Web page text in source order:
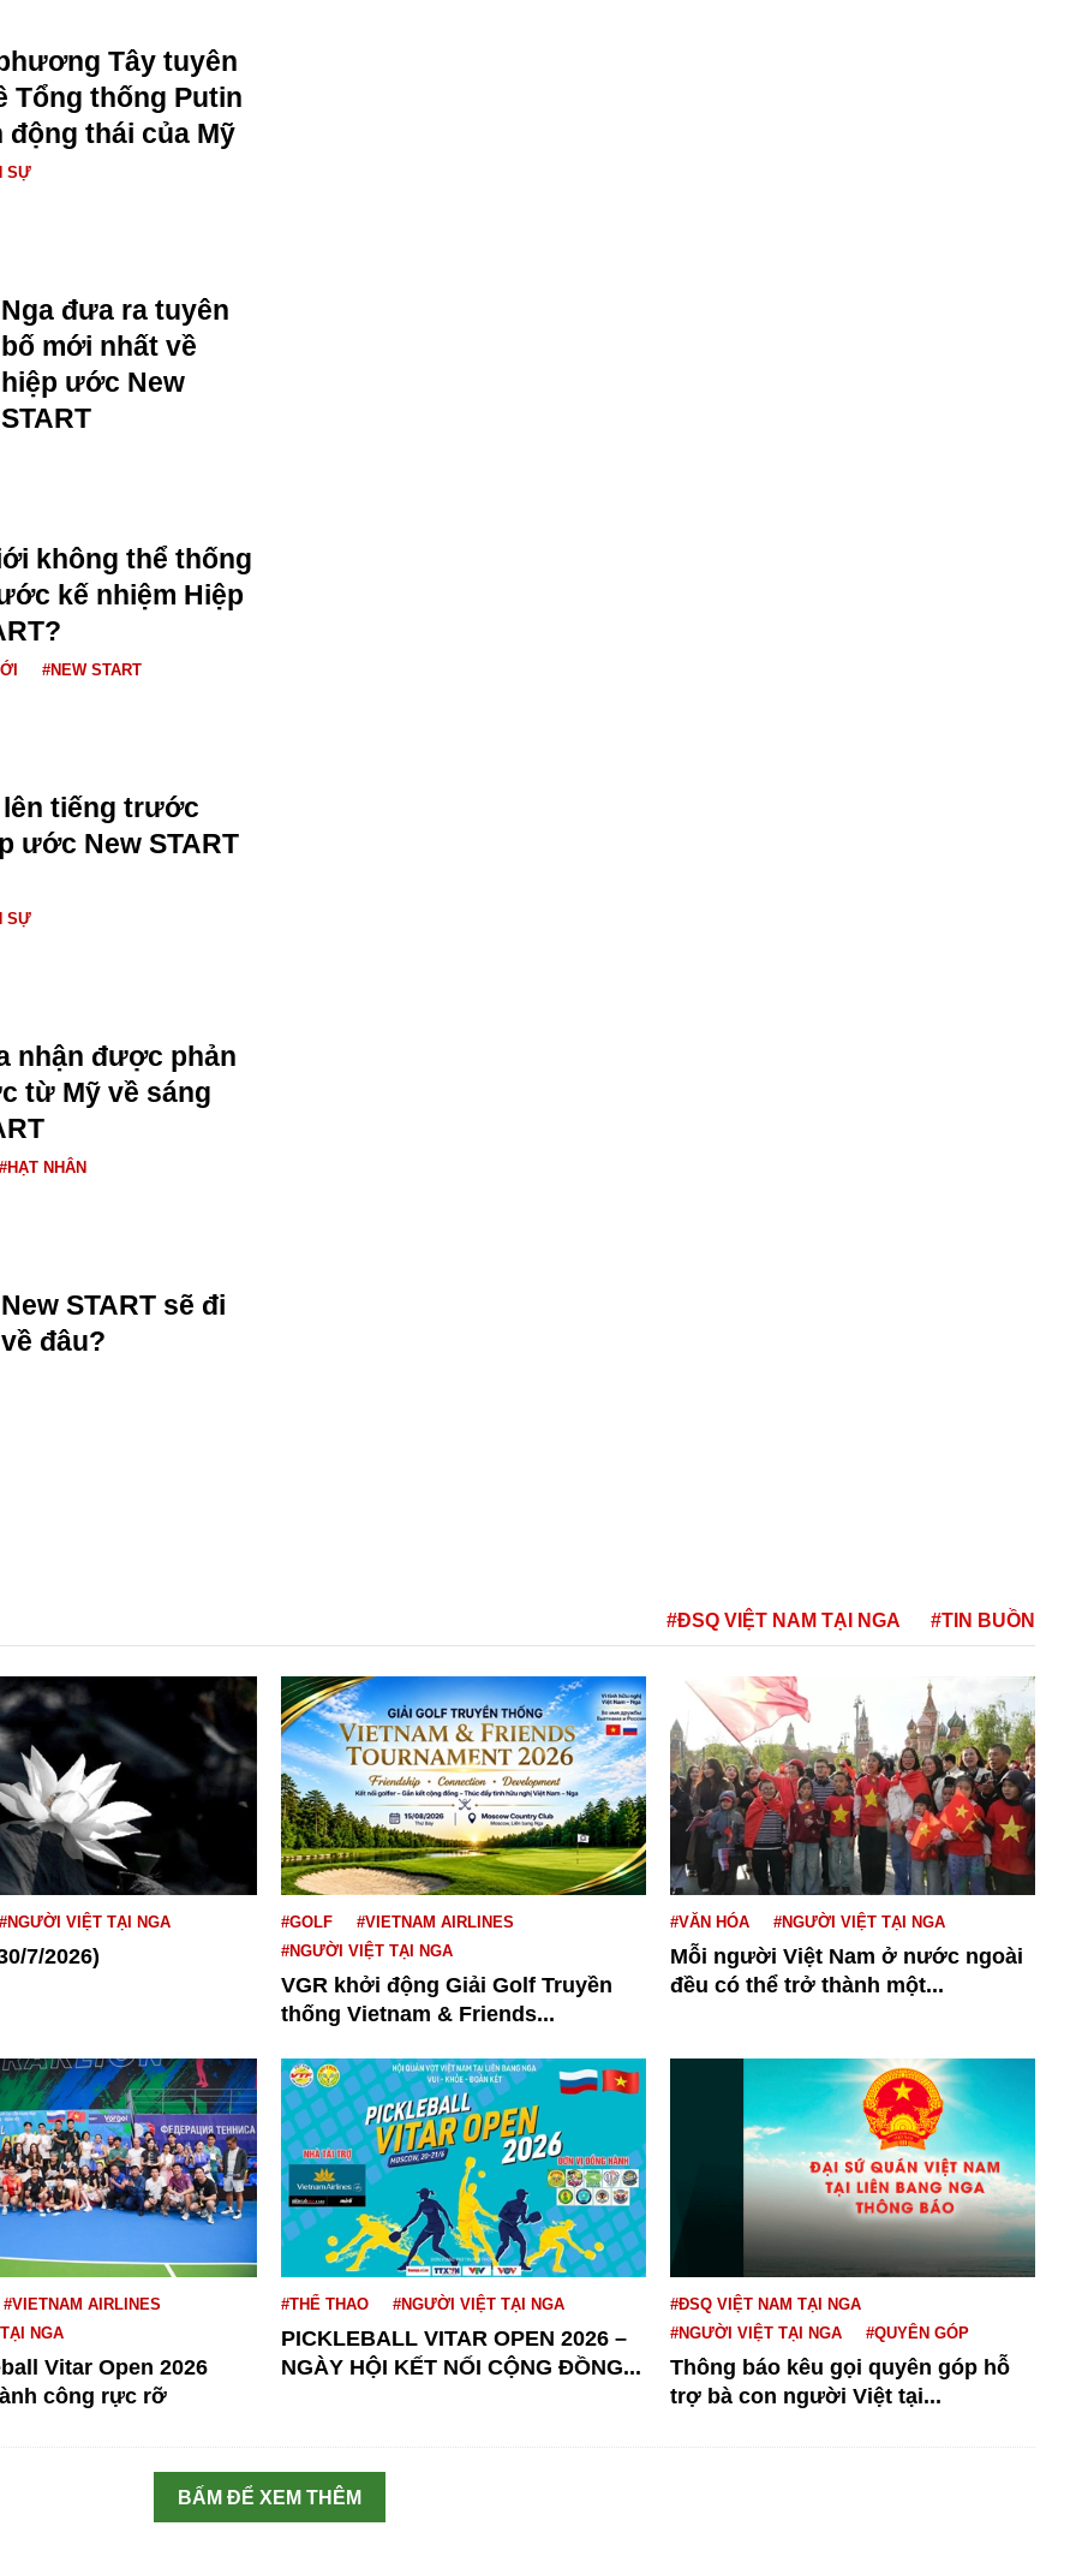
Tây tuyên
Tổng thống Putin
động thái của Mỹ
SỰ
Nga đưa ra tuyên
bố mới nhất về
hiệp ước New
START
không thể thống
kế nhiệm Hiệp
#NEW START
tiếng trước
ước New START
SỰ
nhận được phản
từ Mỹ về sáng
#HẠT NHÂN
New START sẽ đi
về đâu?
#ĐSQ VIỆT NAM TẠI NGA #TIN BUỒN
#NGƯỜI VIỆT TẠI NGA
7/2026)
#GOLF
#VIETNAM AIRLINES
#NGƯỜI VIỆT TẠI NGA
VGR khởi động Giải Golf Truyền
thống Vietnam & Friends...
#VĂN HÓA #NGƯỜI VIỆT TẠI NGA
Mỗi người Việt Nam ở nước ngoài
đều có thể trở thành một...
#VIETNAM AIRLINES
NGA
Vitar Open 2026
công rực rỡ
#THỂ THAO #NGƯỜI VIỆT TẠI NGA
PICKLEBALL VITAR OPEN 2026 –
NGÀY HỘI KẾT NỐI CỘNG ĐỒNG...
#ĐSQ VIỆT NAM TẠI NGA
#NGƯỜI VIỆT TẠI NGA
#QUYÊN GÓP
Thông báo kêu gọi quyên góp hỗ
trợ bà con người Việt tại...
BẤM ĐỂ XEM THÊM